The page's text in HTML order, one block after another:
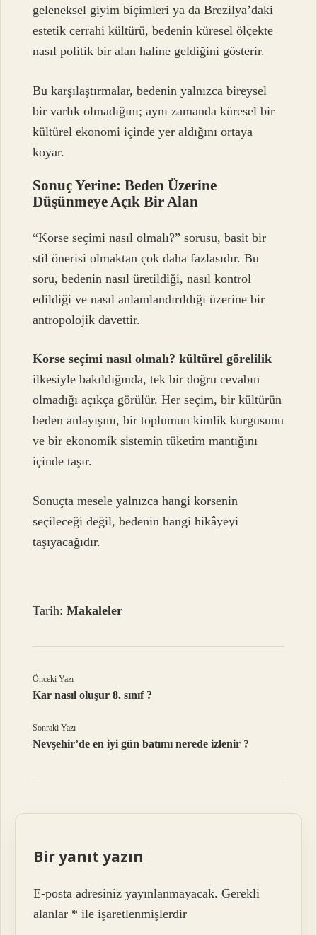
geleneksel giyim biçimleri ya da Brezilya’daki
estetik cerrahi kültürü, bedenin küresel ölçekte
nasıl politik bir alan haline geldiğini gösterir.
Bu karşılaştırmalar, bedenin yalnızca bireysel
bir varlık olmadığını; aynı zamanda küresel bir
kültürel ekonomi içinde yer aldığını ortaya
koyar.
Sonuç Yerine: Beden Üzerine
Düşünmeye Açık Bir Alan
“Korse seçimi nasıl olmalı?” sorusu, basit bir
stil önerisi olmaktan çok daha fazlasıdır. Bu
soru, bedenin nasıl üretildiği, nasıl kontrol
edildiği ve nasıl anlamlandırıldığı üzerine bir
antropolojik davettir.
Korse seçimi nasıl olmalı? kültürel görelilik
ilkesiyle bakıldığında, tek bir doğru cevabın
olmadığı açıkça görülür. Her seçim, bir kültürün
beden anlayışını, bir toplumun kimlik kurgusunu
ve bir ekonomik sistemin tüketim mantığını
içinde taşır.
Sonuçta mesele yalnızca hangi korsenin
seçileceği değil, bedenin hangi hikâyeyi
taşıyacağıdır.
Tarih:Makaleler
Önceki Yazı
Kar nasıl oluşur 8. sınıf ?
Sonraki Yazı
Nevşehir’de en iyi gün batımı nerede izlenir ?
Bir yanıt yazın
E-posta adresiniz yayınlanmayacak. Gerekli
alanlar * ile işaretlenmişlerdir